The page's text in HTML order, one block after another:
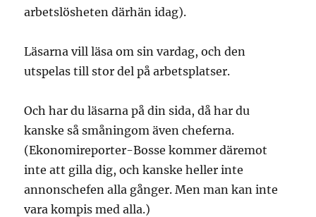
arbetslösheten därhän idag).
Läsarna vill läsa om sin vardag, och den
utspelas till stor del på arbetsplatser.
Och har du läsarna på din sida, då har du
kanske så småningom även cheferna.
(Ekonomireporter-Bosse kommer däremot
inte att gilla dig, och kanske heller inte
annonschefen alla gånger. Men man kan inte
vara kompis med alla.)